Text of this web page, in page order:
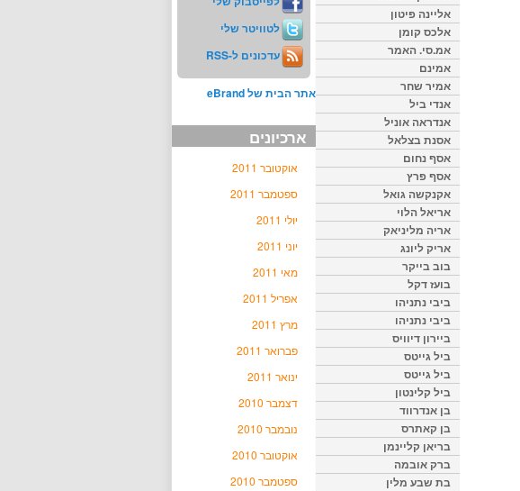
לטוויטר שלי
עדכונים ל-RSS
אתר הבית של eBrand
ארכיונים
אוקטובר 2011
ספטמבר 2011
יולי 2011
יוני 2011
מאי 2011
אפריל 2011
מרץ 2011
פברואר 2011
ינואר 2011
דצמבר 2010
נובמבר 2010
אוקטובר 2010
ספטמבר 2010
אליינה פיטון
אלכס קומן
אמ.סי. האמר
אמינם
אמיר שחר
אנדי ביל
אנדראה אוניל
אסנת בצלאל
אסף נחום
אסף פרץ
אקנקשה גואל
אריאל הלוי
אריה מליניאק
אריק ליונג
בוב בייקר
בועז דקל
ביבי נתניהו
ביבי נתניהו
ביירון דיוויס
ביל גייטס
ביל גייטס
ביל קלינטון
בן אנדרווד
בן קאתרס
בריאן קליינמן
ברק אובמה
בת שבע מלין